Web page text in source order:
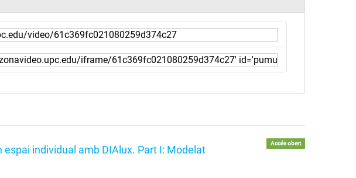
individual amb DIAlux. Part I: Modelat
Accés obert